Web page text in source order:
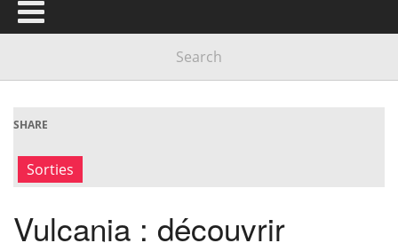
SHARE
Sorties
Vulcania : découvrir